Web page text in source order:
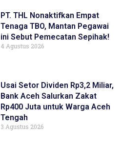
PT. THL Nonaktifkan Empat
Tenaga TBO, Mantan Pegawai
ini Sebut Pemecatan Sepihak!
4 Agustus 2026
Usai Setor Dividen Rp3,2 Miliar,
Bank Aceh Salurkan Zakat
Rp400 Juta untuk Warga Aceh
Tengah
3 Agustus 2026